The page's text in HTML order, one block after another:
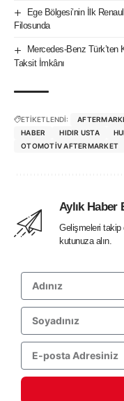
Ege Bölgesi’nin İlk
Filosunda
Mercedes-Benz
Taksit İmkânı
ETİKETLENDİ:
HABER
HIDIR USTA
OTOMOTIV AFTERMARKET
Aylık
Gelişmeleri takip
kutunuza alın.